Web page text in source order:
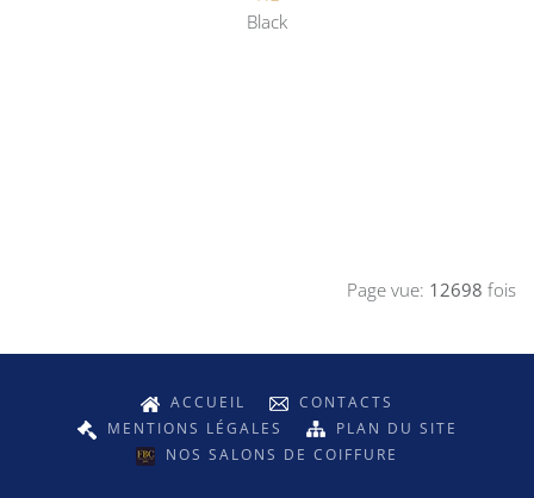
Page vue: 12698 fois
ACCUEIL
CONTACTS
MENTIONS LÉGALES
PLAN DU SITE
NOS SALONS DE COIFFURE